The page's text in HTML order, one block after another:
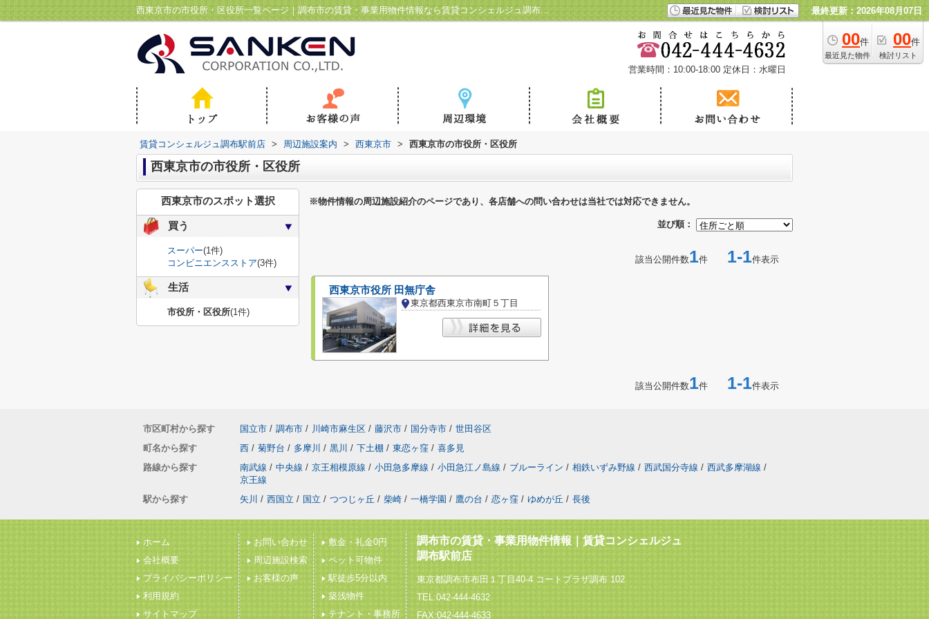
西東京市の市役所・区役所一覧ページ｜調布市の賃貸・事業用物件情報なら賃貸コンシェルジュ調布駅前店 最終更新：2026年08月07日
00件
最近見た物件
00件
検討リスト
営業時間：10:00-18:00 定休日：水曜日
賃貸コンシェルジュ調布駅前店 > 周辺施設案内 > 西東京市 > 西東京市の市役所・区役所
西東京市の市役所・区役所
※物件情報の周辺施設紹介のページであり、各店舗への問い合わせは当社では対応できません。
並び順：
該当公開件数1件 1-1件表示
西東京市役所 田無庁舎
東京都西東京市南町５丁目
該当公開件数1件 1-1件表示
西東京市のスポット選択
買う
スーパー(1件)
コンビニエンスストア(3件)
生活
市役所・区役所(1件)
市区町村から探す 国立市 / 調布市 / 川崎市麻生区 / 藤沢市 / 国分寺市 / 世田谷区
町名から探す
西 / 菊野台 / 多摩川 / 黒川 / 下土棚 / 東恋ヶ窪 / 喜多見
路線から探す
南武線 / 中央線 / 京王相模原線 / 小田急多摩線 / 小田急江ノ島線 / ブルーライン / 相鉄いずみ野線 / 西武国分寺線 / 西武多摩湖線 /
京王線
駅から探す
矢川 / 西国立 / 国立 / つつじヶ丘 / 柴崎 / 一橋学園 / 鷹の台 / 恋ヶ窪 / ゆめが丘 / 長後
ホーム
会社概要
プライバシーポリシー
利用規約
サイトマップ
お問い合わせ
周辺施設検索
お客様の声
敷金・礼金0円
ペット可物件
駅徒歩5分以内
築浅物件
テナント・事務所
調布市の賃貸・事業用物件情報｜賃貸コンシェルジュ
調布駅前店
東京都調布市布田１丁目40-4 コートプラザ調布 102
TEL:042-444-4632
FAX:042-444-4633